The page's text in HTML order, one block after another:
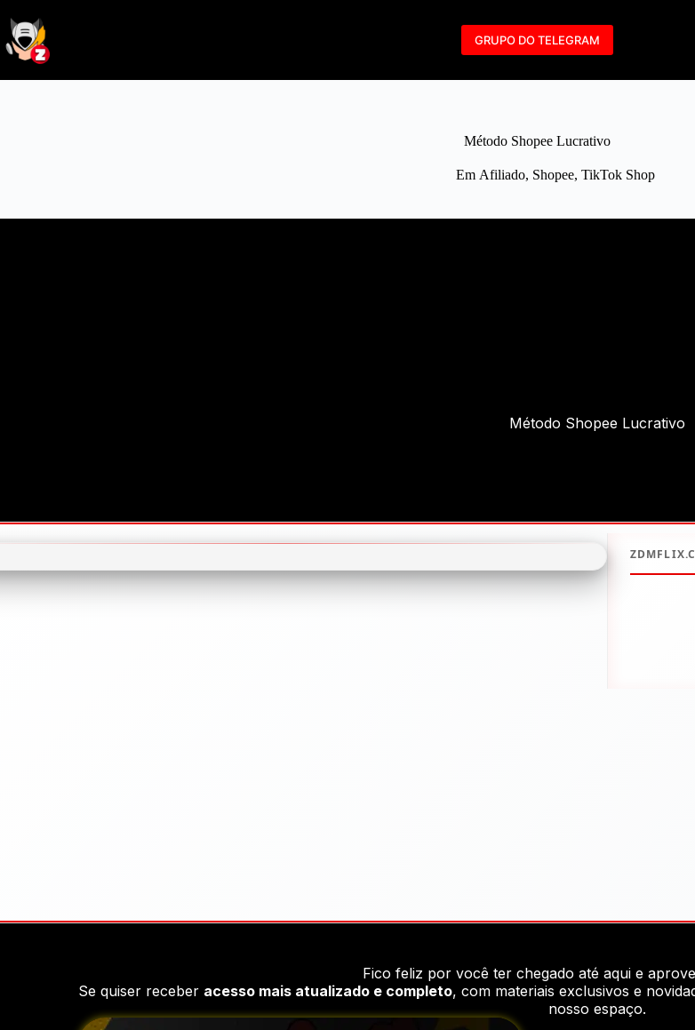
GRUPO DO TELEGRAM
Método Shopee Lucrativo
Em Afiliado, Shopee, TikTok Shop
Método Shopee Lucrativo
Fico feliz por você ter chegado até aqui e
Se quiser receber acesso mais atualizado e completo, com materiais exclusivos e
nosso espaço.